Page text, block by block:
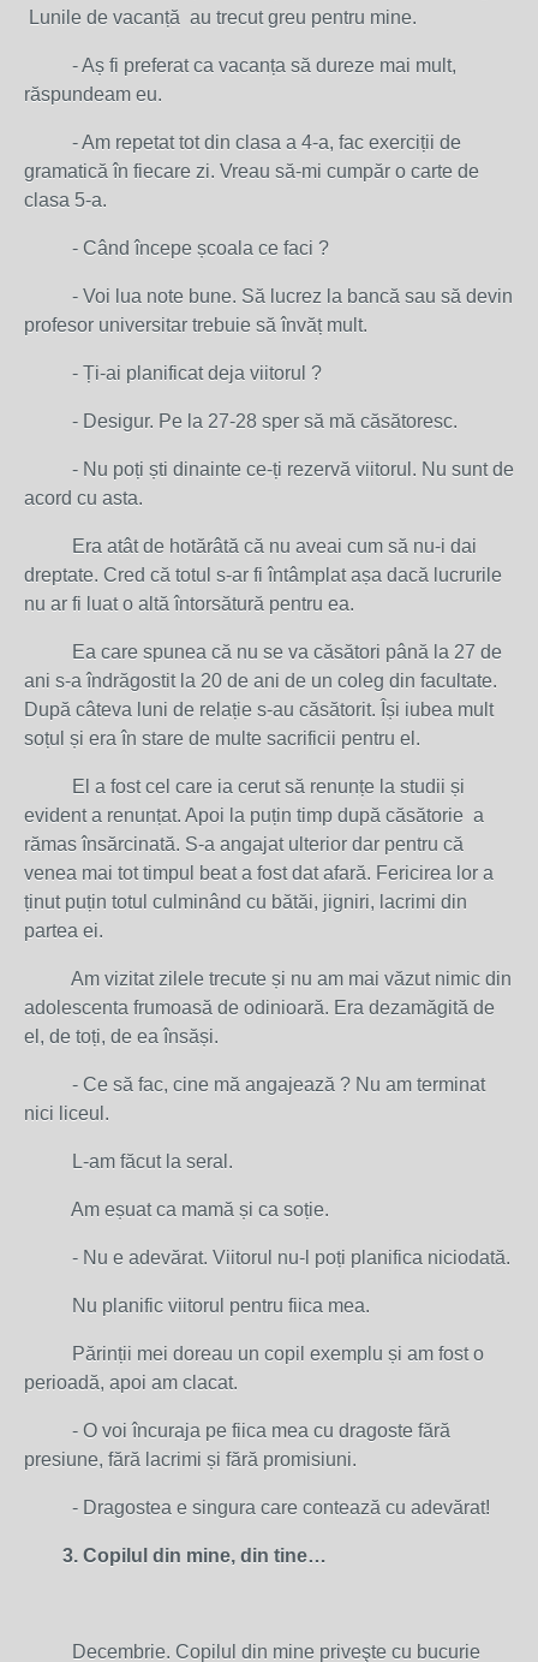
Lunile de vacanță au trecut greu pentru mine.
- Aș fi preferat ca vacanța să dureze mai mult,
răspundeam eu.
- Am repetat tot din clasa a 4-a, fac exerciții de
gramatică în fiecare zi. Vreau să-mi cumpăr o carte de
clasa 5-a.
- Când începe școala ce faci ?
- Voi lua note bune. Să lucrez la bancă sau să devin
profesor universitar trebuie să învăț mult.
- Ți-ai planificat deja viitorul ?
- Desigur. Pe la 27-28 sper să mă căsătoresc.
- Nu poți ști dinainte ce-ți rezervă viitorul. Nu sunt de
acord cu asta.
Era atât de hotărâtă că nu aveai cum să nu-i dai
dreptate. Cred că totul s-ar fi întâmplat așa dacă lucrurile
nu ar fi luat o altă întorsătură pentru ea.
Ea care spunea că nu se va căsători până la 27 de
ani s-a îndrăgostit la 20 de ani de un coleg din facultate.
După câteva luni de relație s-au căsătorit. Își iubea mult
soțul și era în stare de multe sacrificii pentru el.
El a fost cel care ia cerut să renunțe la studii și
evident a renunțat. Apoi la puțin timp după căsătorie a
rămas însărcinată. S-a angajat ulterior dar pentru că
venea mai tot timpul beat a fost dat afară. Fericirea lor a
ținut puțin totul culminând cu bătăi, jigniri, lacrimi din
partea ei.
Am vizitat zilele trecute și nu am mai văzut nimic din
adolescenta frumoasă de odinioară. Era dezamăgită de
el, de toți, de ea însăși.
- Ce să fac, cine mă angajează ? Nu am terminat
nici liceul.
L-am făcut la seral.
Am eșuat ca mamă și ca soție.
- Nu e adevărat. Viitorul nu-l poți planifica niciodată.
Nu planific viitorul pentru fiica mea.
Părinții mei doreau un copil exemplu și am fost o
perioadă, apoi am clacat.
- O voi încuraja pe fiica mea cu dragoste fără
presiune, fără lacrimi și fără promisiuni.
- Dragostea e singura care contează cu adevărat!
3. Copilul din mine, din tine…
Decembrie. Copilul din mine priveşte cu bucurie